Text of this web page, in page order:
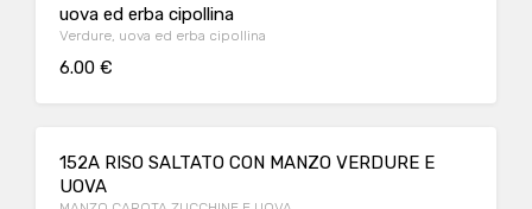
uova ed erba cipollina
Verdure, uova ed erba cipollina
6.00 €
152A RISO SALTATO CON MANZO VERDURE E
UOVA